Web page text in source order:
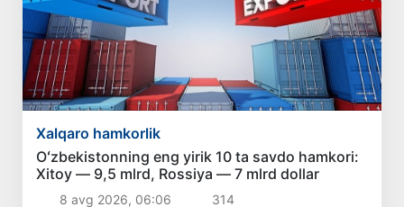
Xalqaro hamkorlik
Oʻzbekistonning eng yirik 10 ta savdo hamkori:
Xitoy — 9,5 mlrd, Rossiya — 7 mlrd dollar
8 avg 2026, 06:06 314